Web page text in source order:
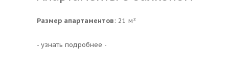
Размер апартаментов: 21 м²
- узнать подробнее -